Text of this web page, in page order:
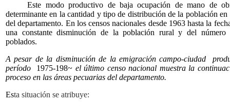
Este modo productivo de baja ocupación de mano de
determinante en la cantidad y tipo de distribución de la población
del departamento. En los censos nacionales desde 1963 hasta la
una constante disminución de la población rural y del número
poblados.
A pesar de la disminución de la emigración campo-ciudad
período 1975-198~ el último censo nacional muestra la
proceso en las áreas pecuarias del departamento.
Esta situación se atribuye: